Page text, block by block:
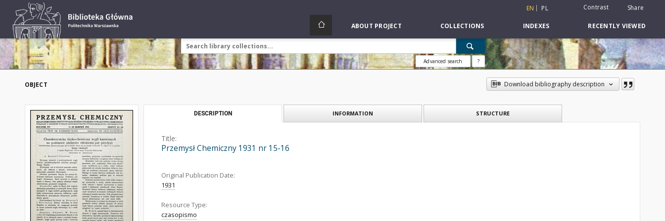
EN PL Contrast Share
ABOUT PROJECT COLLECTIONS INDEXES RECENTLY VIEWED
Advanced search ?
OBJECT Download bibliography description
DESCRIPTION INFORMATION STRUCTURE
Title:
Przemysł Chemiczny 1931 nr 15-16
Original Publication Date:
1931
Resource Type:
czasopismo